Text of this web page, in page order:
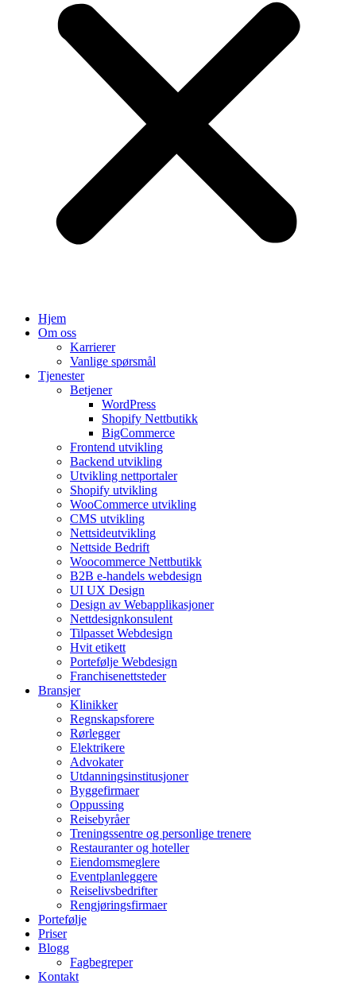
Hjem
Om oss
Karrierer
Vanlige spørsmål
Tjenester
Betjener
WordPress
Shopify Nettbutikk
BigCommerce
Frontend utvikling
Backend utvikling
Utvikling nettportaler
Shopify utvikling
WooCommerce utvikling
CMS utvikling
Nettsideutvikling
Nettside Bedrift
Woocommerce Nettbutikk
B2B e-handels webdesign
UI UX Design
Design av Webapplikasjoner
Nettdesignkonsulent
Tilpasset Webdesign
Hvit etikett
Portefølje Webdesign
Franchisenettsteder
Bransjer
Klinikker
Regnskapsforere
Rørlegger
Elektrikere
Advokater
Utdanningsinstitusjoner
Byggefirmaer
Oppussing
Reisebyråer
Treningssentre og personlige trenere
Restauranter og hoteller
Eiendomsmeglere
Eventplanleggere
Reiselivsbedrifter
Rengjøringsfirmaer
Portefølje
Priser
Blogg
Fagbegreper
Kontakt